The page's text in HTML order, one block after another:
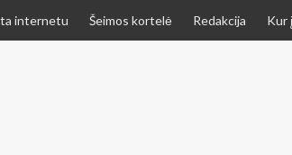
internetu Šeimos kortelė Redakcija Kur